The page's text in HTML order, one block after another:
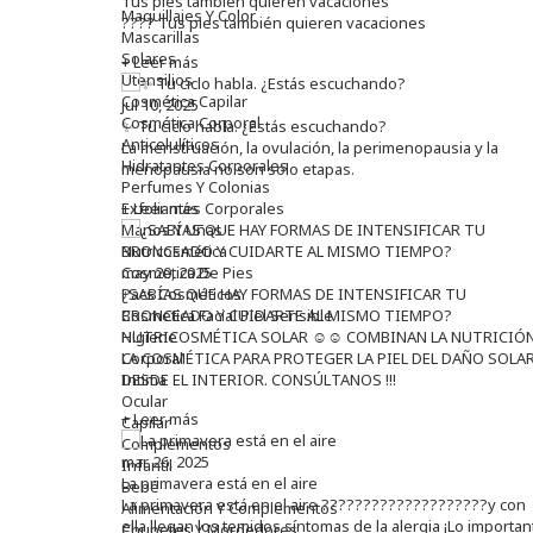
Maquillajes Y Color
Mascarillas
Solares
Utensilios
Cosmética Capilar
Cosmética Corporal
Anticelulíticos
Hidratantes Corporales
Perfumes Y Colonias
Exfoliantes Corporales
Manos Y Uñas
Nutricosmética
Cosmetica De Pies
Pacs Cosméticos
Cosmetica Facial Piel Sensible
Higiene
Corporal
Intima
Ocular
Capilar
Complementos
Infantil
Bebé
Alimentación Y Complementos
???? Tus pies también quieren vacaciones
+ Leer más
jul 10, 2025
✨ Tu ciclo habla. ¿Estás escuchando?
La menstruación, la ovulación, la perimenopausia y la
menopausia no son solo etapas.
+ Leer más
may 20, 2025
¿SABÍAS QUE HAY FORMAS DE INTENSIFICAR TU
BRONCEADO Y CUIDARTE AL MISMO TIEMPO?
NUTRICOSMÉTICA SOLAR ☺️☺️ COMBINAN LA
LA COSMÉTICA PARA PROTEGER LA PIEL DEL DAÑO
DESDE EL INTERIOR. CONSÚLTANOS !!!
+ Leer más
mar 26, 2025
La primavera está en el aire
La primavera está en el aire ????????????????????y con
ella llegan los temidos síntomas de la alergia ¡Lo